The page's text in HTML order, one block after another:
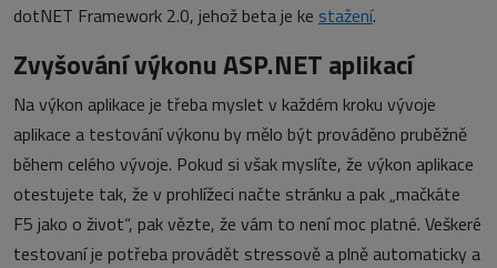
dotNET Framework 2.0, jehož beta je ke stažení.
Zvyšování výkonu ASP.NET aplikací
Na výkon aplikace je třeba myslet v každém kroku vývoje
aplikace a testování výkonu by mělo být prováděno pruběžně
během celého vývoje. Pokud si však myslíte, že výkon aplikace
otestujete tak, že v prohlížeci načte stránku a pak „mačkáte
F5 jako o život“, pak vězte, že vám to není moc platné. Veškeré
testovaní je potřeba provádět stressově a plně automaticky a